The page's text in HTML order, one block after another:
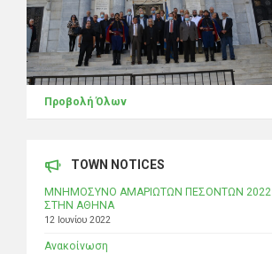
Προβολή Όλων
TOWN NOTICES
ΜΝΗΜΟΣΥΝΟ ΑΜΑΡΙΩΤΩΝ ΠΕΣΟΝΤΩΝ 2022
ΣΤΗΝ ΑΘΗΝΑ
12 Ιουνίου 2022
Ανακοίνωση